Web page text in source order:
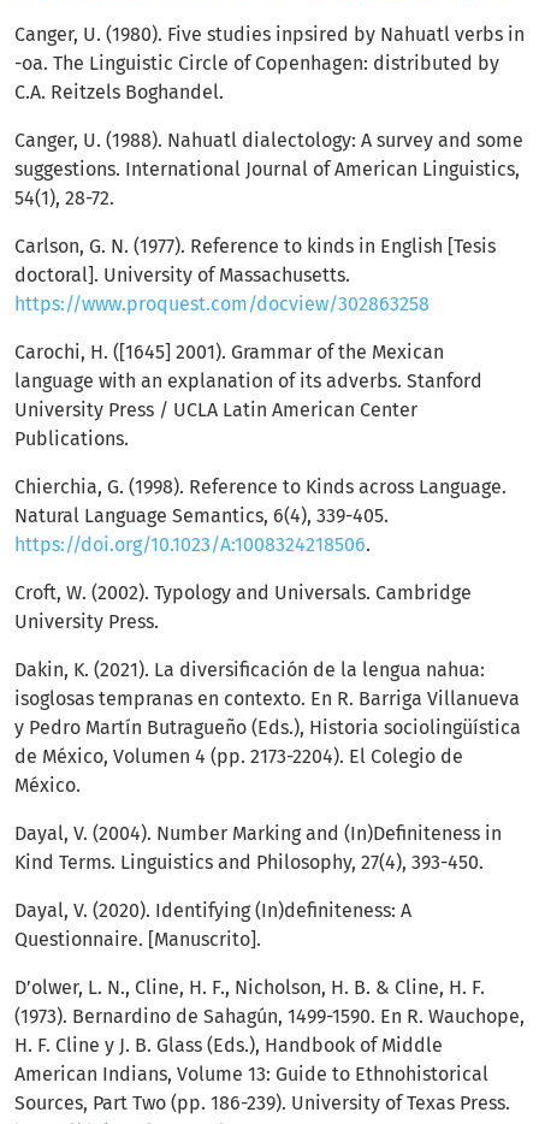
Canger, U. (1980). Five studies inpsired by Nahuatl verbs in
-oa. The Linguistic Circle of Copenhagen: distributed by
C.A. Reitzels Boghandel.
Canger, U. (1988). Nahuatl dialectology: A survey and some
suggestions. International Journal of American Linguistics,
54(1), 28-72.
Carlson, G. N. (1977). Reference to kinds in English [Tesis
doctoral]. University of Massachusetts.
https://www.proquest.com/docview/302863258
Carochi, H. ([1645] 2001). Grammar of the Mexican
language with an explanation of its adverbs. Stanford
University Press / UCLA Latin American Center
Publications.
Chierchia, G. (1998). Reference to Kinds across Language.
Natural Language Semantics, 6(4), 339-405.
https://doi.org/10.1023/A:1008324218506.
Croft, W. (2002). Typology and Universals. Cambridge
University Press.
Dakin, K. (2021). La diversificación de la lengua nahua:
isoglosas tempranas en contexto. En R. Barriga Villanueva
y Pedro Martín Butragueño (Eds.), Historia sociolingüística
de México, Volumen 4 (pp. 2173-2204). El Colegio de
México.
Dayal, V. (2004). Number Marking and (In)Definiteness in
Kind Terms. Linguistics and Philosophy, 27(4), 393-450.
Dayal, V. (2020). Identifying (In)definiteness: A
Questionnaire. [Manuscrito].
D’olwer, L. N., Cline, H. F., Nicholson, H. B. & Cline, H. F.
(1973). Bernardino de Sahagún, 1499-1590. En R. Wauchope,
H. F. Cline y J. B. Glass (Eds.), Handbook of Middle
American Indians, Volume 13: Guide to Ethnohistorical
Sources, Part Two (pp. 186-239). University of Texas Press.